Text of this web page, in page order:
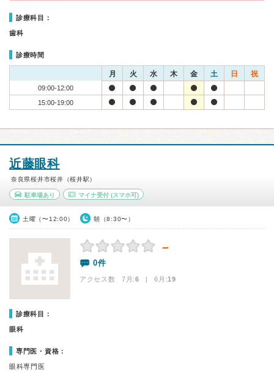
診療科目：
歯科
診療時間
月 火 水 木 金 土 日 祝
09:00-12:00
15:00-19:00
近藤眼科
奈良県桜井市桜井（桜井駅）
駐車場あり マイナ受付(スマホ可)
土曜（〜12:00） 朝（8:30〜）
－
0件
アクセス数 7月:6 | 6月:19
診療科目：
眼科
専門医・資格：
眼科専門医